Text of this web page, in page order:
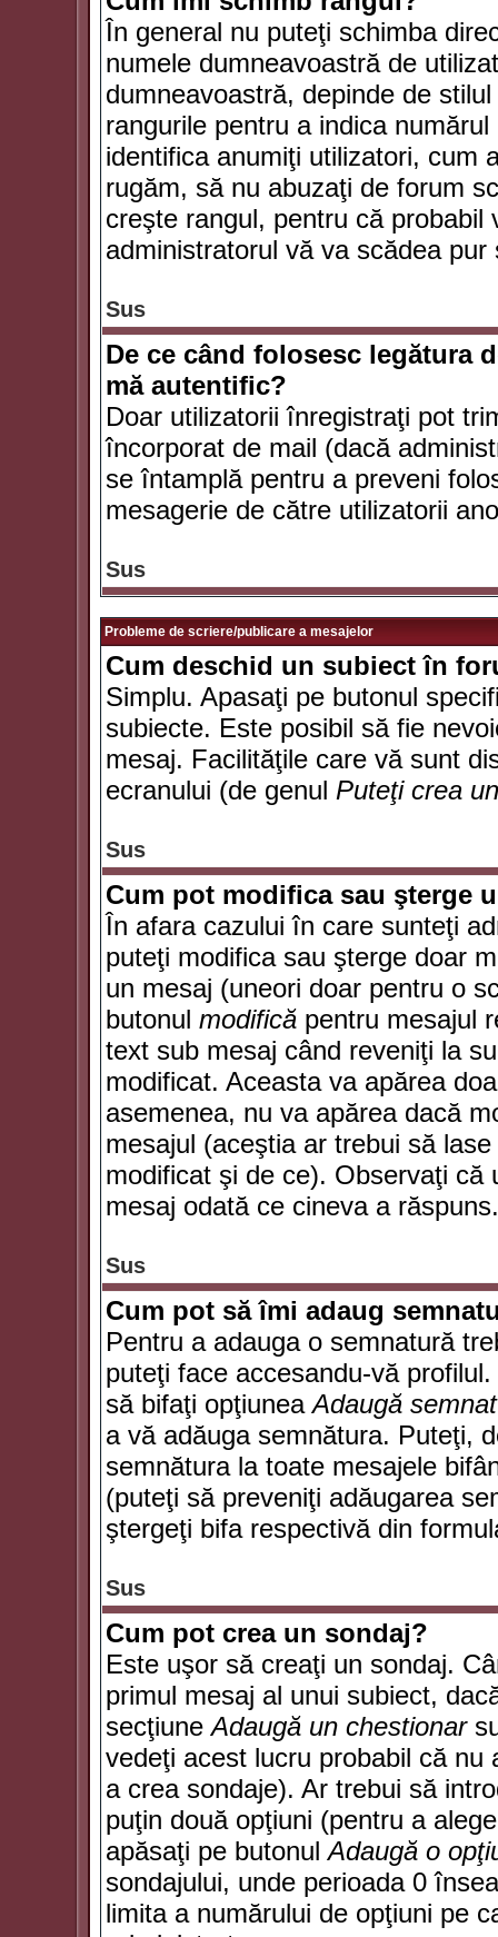
În general nu puteţi schimba
numele dumneavoastră de
dumneavoastră, depinde de
rangurile pentru a indica
identifica anumiţi utilizatori, cum
rugăm, să nu abuzaţi de forum
creşte rangul, pentru că
administratorul vă va scădea
Sus
De ce când folosesc legătura
mă autentific?
Doar utilizatorii înregistraţi pot
încorporat de mail (dacă
se întamplă pentru a preveni
mesagerie de către utilizatorii
Sus
Probleme de scriere/publicare a mesajelor
Cum deschid un subiect în
Simplu. Apasaţi pe butonul
subiecte. Este posibil să fie
mesaj. Facilităţile care vă sunt
ecranului (de genul Puteţi crea
Sus
Cum pot modifica sau şterge
În afara cazului în care sunteţi
puteţi modifica sau şterge doar
un mesaj (uneori doar pentru o
butonul modifică pentru mesajul
text sub mesaj când reveniţi la
modificat. Aceasta va apărea
asemenea, nu va apărea dacă
mesajul (aceştia ar trebui să
modificat şi de ce). Observaţi că
mesaj odată ce cineva a răspuns.
Sus
Cum pot să îmi adaug
Pentru a adauga o semnatură
puteţi face accesandu-vă
să bifaţi opţiuneaAdaugă
a vă adăuga semnătura. Puteţi,
semnătura la toate mesajele
(puteţi să preveniţi adăugarea
ştergeţi bifa respectivă din
Sus
Cum pot crea un sondaj?
Este uşor să creaţi un sondaj.
primul mesaj al unui subiect,
secţiuneAdaugă un chestionar
vedeţi acest lucru probabil că nu
a crea sondaje). Ar trebui să
puţin două opţiuni (pentru a
apăsaţi pe butonulAdaugă o
sondajului, unde perioada 0
limita a numărului de opţiuni pe